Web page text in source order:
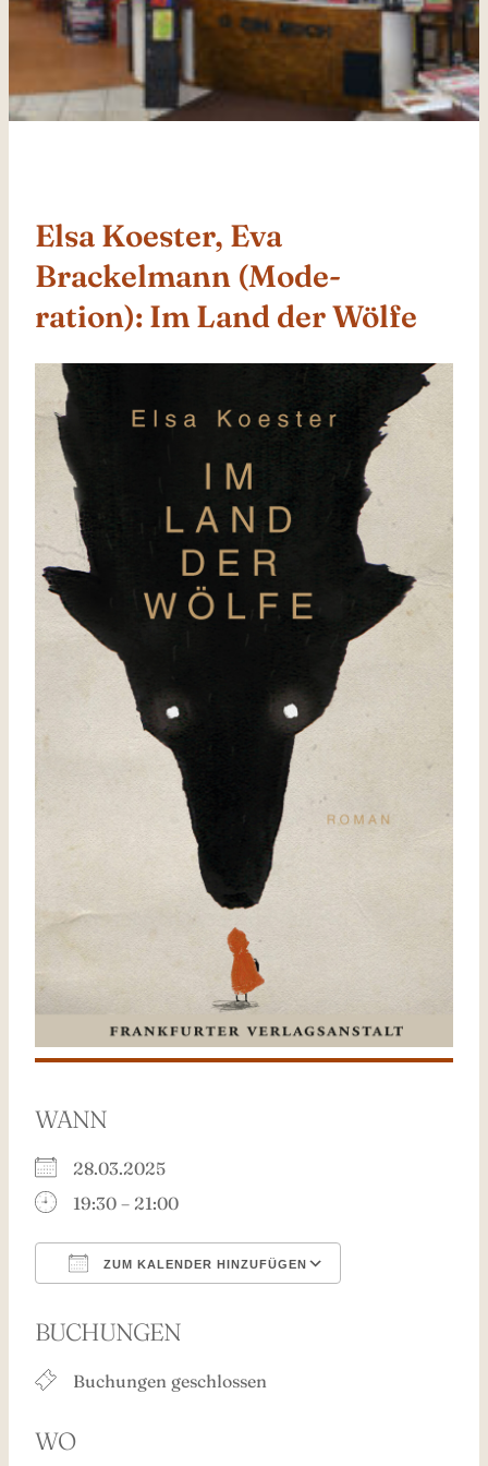
Elsa Koester, Eva
Brackelmann (Mode-
ration): Im Land der Wölfe
WANN
28.03.2025
19:30 – 21:00
ZUM KALENDER HINZUFÜGEN
BUCHUNGEN
Buchungen geschlossen
WO